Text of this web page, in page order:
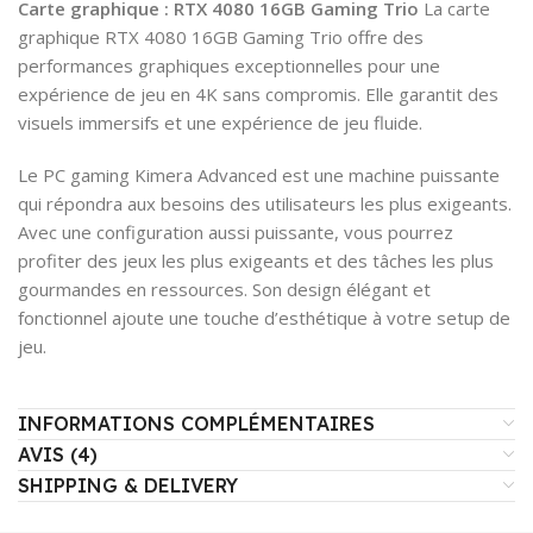
Carte graphique : RTX 4080 16GB Gaming Trio La carte
graphique RTX 4080 16GB Gaming Trio offre des
performances graphiques exceptionnelles pour une
expérience de jeu en 4K sans compromis. Elle garantit des
visuels immersifs et une expérience de jeu fluide.
Le PC gaming Kimera Advanced est une machine puissante
qui répondra aux besoins des utilisateurs les plus exigeants.
Avec une configuration aussi puissante, vous pourrez
profiter des jeux les plus exigeants et des tâches les plus
gourmandes en ressources. Son design élégant et
fonctionnel ajoute une touche d’esthétique à votre setup de
jeu.
INFORMATIONS COMPLÉMENTAIRES
AVIS (4)
SHIPPING & DELIVERY